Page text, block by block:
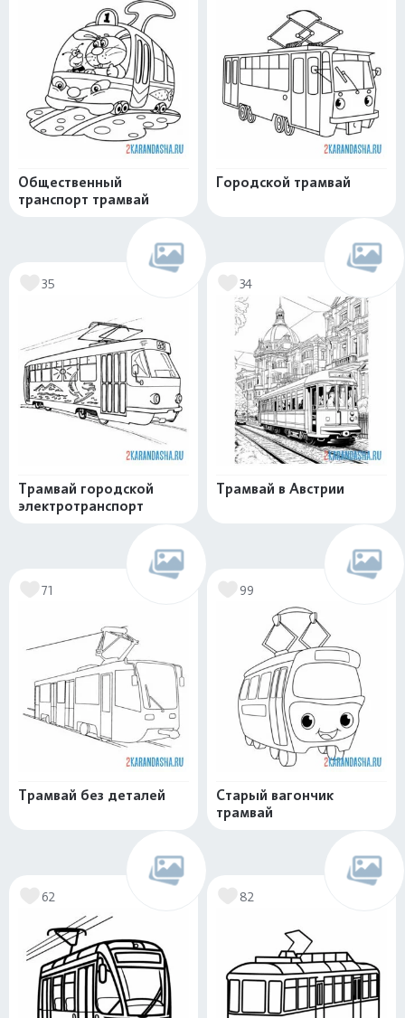
Общественный
транспорт трамвай
Городской трамвай
35
Трамвай городской
электротранспорт
34
Трамвай в Австрии
71
Трамвай без деталей
99
Старый вагончик
трамвай
62 82